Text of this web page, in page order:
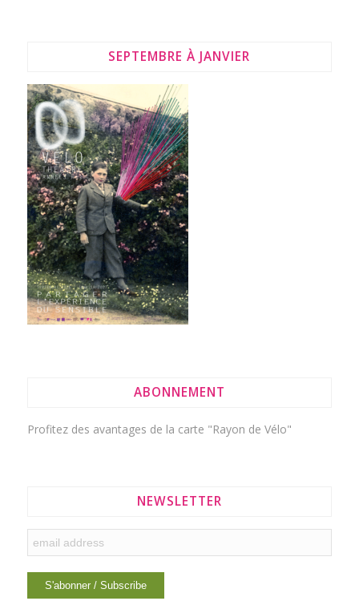
SEPTEMBRE À JANVIER
ABONNEMENT
Profitez des avantages de la carte "Rayon de Vélo"
NEWSLETTER